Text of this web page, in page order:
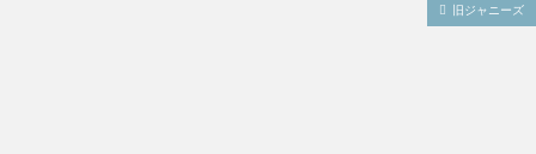
旧ジャニーズ